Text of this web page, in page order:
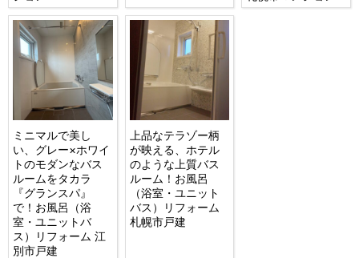
ミニマルで美し
い、グレー×ホワイ
トのモダンなバス
ルームをタカラ
『グランスパ』
で！お風呂（浴
室・ユニットバ
ス）リフォーム 江
別市戸建
上品なテラゾー柄
が映える、ホテル
のような上質バス
ルーム！お風呂
（浴室・ユニット
バス）リフォーム
札幌市戸建